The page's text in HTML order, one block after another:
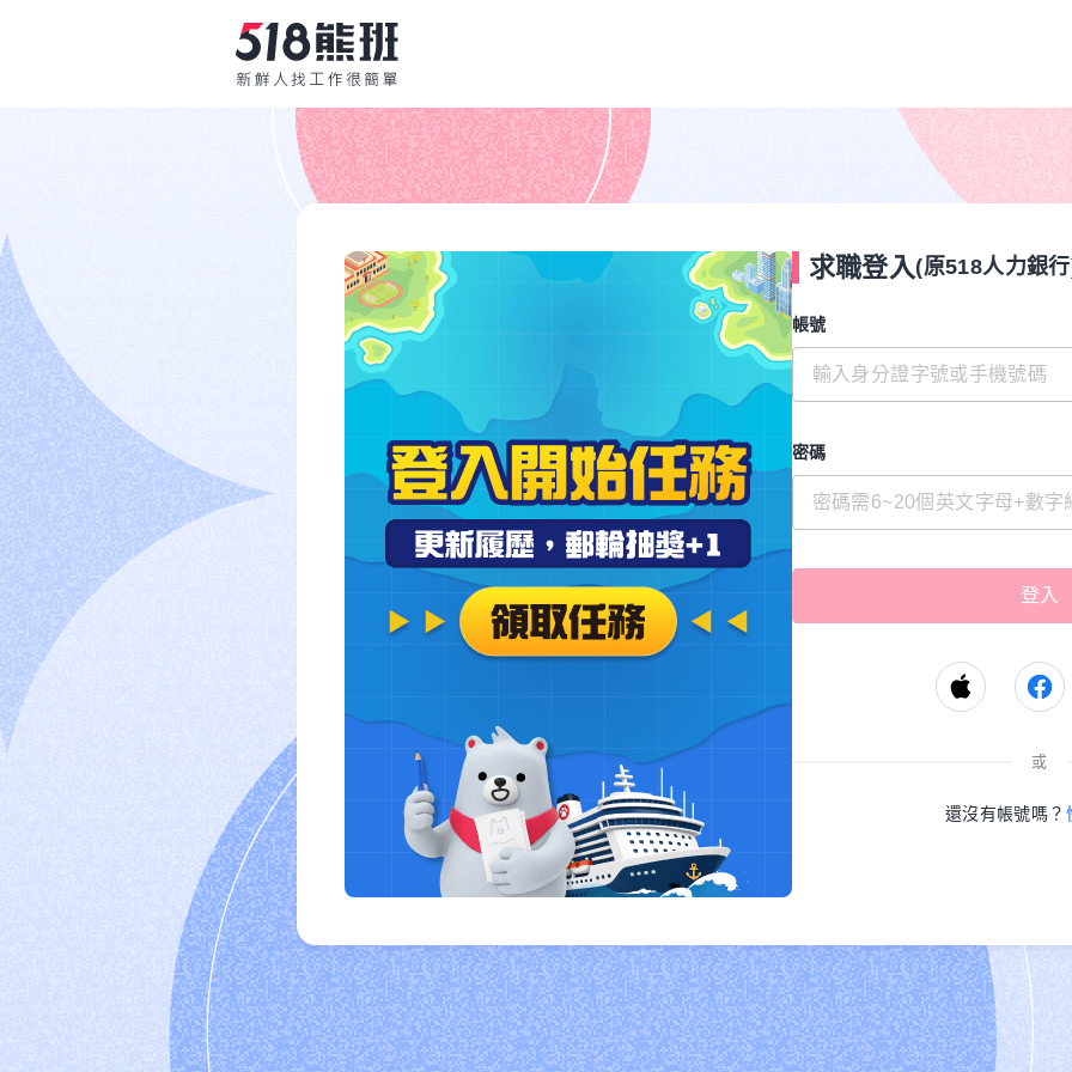
求職登入(原518人力銀
帳號
密碼
或
還沒有帳號嗎？